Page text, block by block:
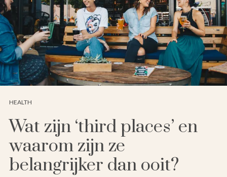
HEALTH
Wat zijn ‘third places’ en
waarom zijn ze
belangrijker dan ooit?